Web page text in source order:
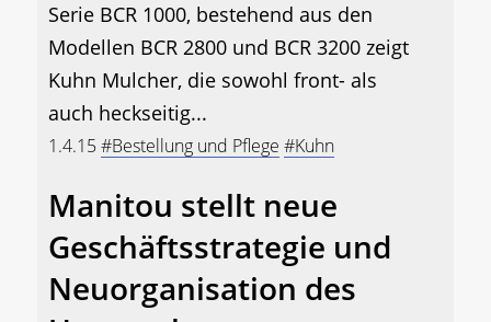
Serie BCR 1000, bestehend aus den
Modellen BCR 2800 und BCR 3200 zeigt
Kuhn Mulcher, die sowohl front- als
auch heckseitig...
1.4.15#Bestellung und Pflege #Kuhn
Manitou stellt neue
Geschäftsstrategie und
Neuorganisation des